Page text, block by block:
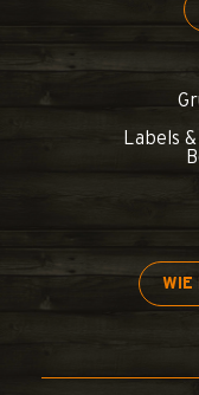
Labels
WIE